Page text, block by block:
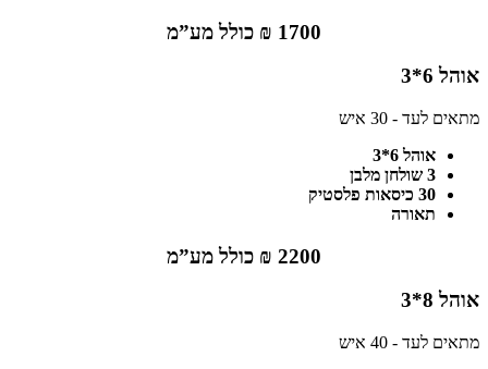
1700 ₪ כולל מע”מ
אוהל 6*3
מתאים לעד - 30 איש
אוהל 6*3
3 שולחן מלבן
30 כיסאות פלסטיק
תאורה
2200 ₪ כולל מע”מ
אוהל 8*3
מתאים לעד - 40 איש